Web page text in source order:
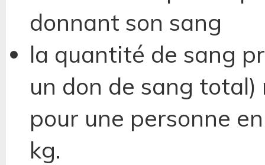
donnant son sang
la quantité de sang
un don de sang
pour une personne
kg.